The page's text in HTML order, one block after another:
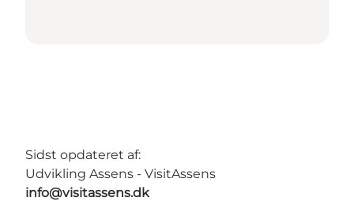
Sidst opdateret af:
Udvikling Assens - VisitAssens
info@visitassens.dk